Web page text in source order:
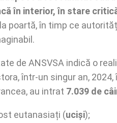
în interior, în stare
poartă, în timp ce
de ANSVSA indică o
într-un singur an, 2024,
au intrat 7.039 de
eutanasiați (uciși);